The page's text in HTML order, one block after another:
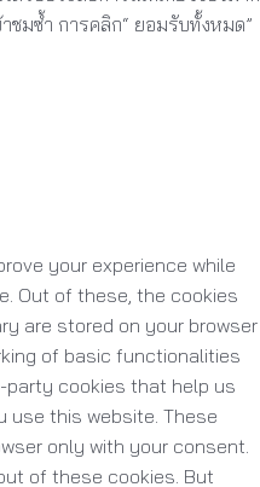
ชมซ้ำ การคลิก“ ยอมรับทั้งหมด”
your experience while
Out of these, the cookies
are stored on your browser
of basic functionalities
party cookies that help us
use this website. These
only with your consent.
of these cookies. But